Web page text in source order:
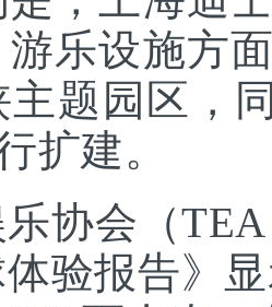
乐设施方
主题园区，
扩建。
协会（
验报告》